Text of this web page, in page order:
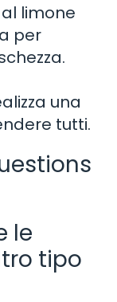
limone
per
una
tutti.
le
tipo